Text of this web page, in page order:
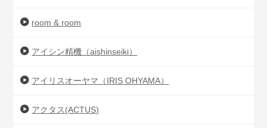
room & room
アイシン精機（aishinseiki）
アイリスオーヤマ（IRIS OHYAMA）
アクタス(ACTUS)